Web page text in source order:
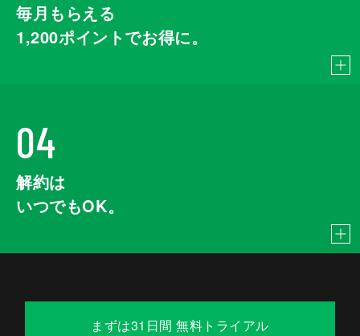
毎月もらえる
1,200ポイントでお得に。
04
解約は
いつでもOK。
まずは31日間 無料トライアル